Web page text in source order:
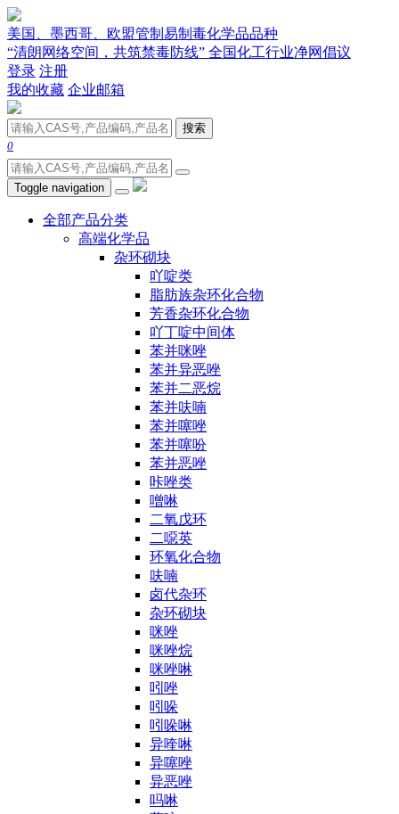
美国、墨西哥、欧盟管制易制毒化学品品种
“清朗网络空间，共筑禁毒防线” 全国化工行业净网倡议
登录 注册
我的收藏 企业邮箱
搜索
0
Toggle navigation
全部产品分类
高端化学品
杂环砌块
吖啶类
脂肪族杂环化合物
芳香杂环化合物
吖丁啶中间体
苯并咪唑
苯并异恶唑
苯并二恶烷
苯并呋喃
苯并噻唑
苯并噻吩
苯并恶唑
咔唑类
噌啉
二氧戊环
二噁英
环氧化合物
呋喃
卤代杂环
杂环砌块
咪唑
咪唑烷
咪唑啉
吲唑
吲哚
吲哚啉
异喹啉
异噻唑
异恶唑
吗啉